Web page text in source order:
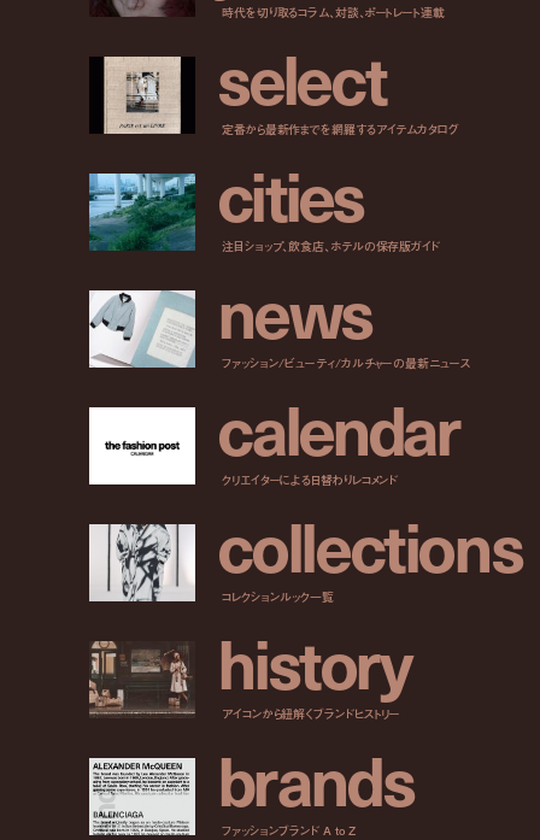
時代を切り取るコラム、対談、ポートレート連載
select
定番から最新作までを網羅するアイテムカタログ
cities
注目ショップ、飲食店、ホテルの保存版ガイド
news
ファッション/ビューティ/カルチャーの最新ニュース
calendar
クリエイターによる日替わりレコメンド
collections
コレクションルック一覧
history
アイコンから紐解くブランドヒストリー
brands
ファッションブランド A to Z